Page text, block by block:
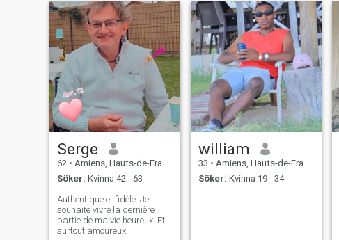
Serge
62 • Amiens, Hauts-de-France, Frankrike
Söker: Kvinna 42 - 63
Authentique et fidèle. Je
souhaite vivre la dernière
partie de ma vie heureux. Et
surtout amoureux.
william
33 • Amiens, Hauts-de-France, Frankrike
Söker: Kvinna 19 - 34